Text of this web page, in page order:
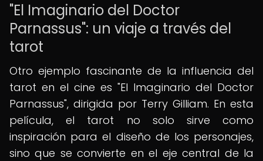
"El Imaginario del Doctor
Parnassus": un viaje a través del
tarot
Otro ejemplo fascinante de la influencia del
tarot en el cine es "El Imaginario del Doctor
Parnassus", dirigida por Terry Gilliam. En esta
película, el tarot no solo sirve como
inspiración para el diseño de los personajes,
sino que se convierte en el eje central de la